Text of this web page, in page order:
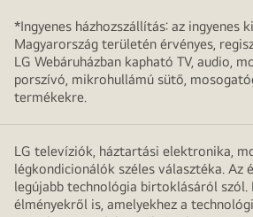
*Ingyenes házhozszállítás: az ingyenes
Magyarország területén érvényes,
LG Webáruházban kapható TV, audio,
porszívó, mikrohullámú sütő,
termékekre.
LG televíziók, háztartási elektronika,
légkondicionálók széles választéka. Az
legújabb technológia birtoklásáról szól.
élményekről is, amelyekhez a